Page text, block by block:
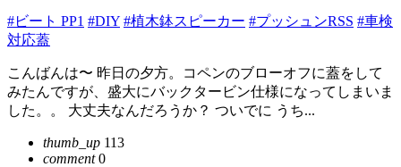
#ビート PP1 #DIY #植木鉢スピーカー #プッシュンRSS #車検
対応蓋
こんばんは〜 昨日の夕方。コペンのブローオフに蓋をして
みたんですが、盛大にバックタービン仕様になってしまいま
した。。 大丈夫なんだろうか？ ついでに うち...
thumb_up 113
comment0